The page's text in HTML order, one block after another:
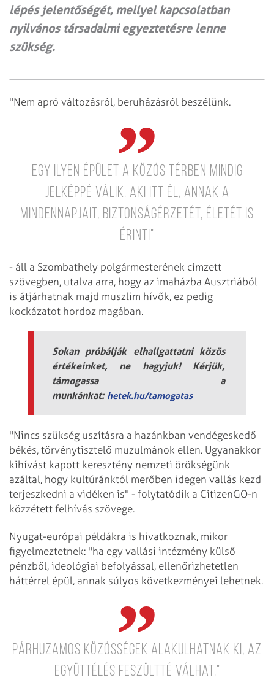
lépés jelentőségét, mellyel kapcsolatban
nyilvános társadalmi egyeztetésre lenne
szükség.
"Nem apró változásról, beruházásról beszélünk.
Egy ilyen épület a közös térben mindig
jelképpé válik. Aki itt él, annak a
mindennapjait, biztonságérzetét, életét is
érinti"
- áll a Szombathely polgármesterének címzett
szövegben, utalva arra, hogy az imaházba Ausztriából
is átjárhatnak majd muszlim hívők, ez pedig
kockázatot hordoz magában.
Sokan próbálják elhallgattatni közös
értékeinket, ne hagyjuk! Kérjük,
támogassa a
munkánkat: hetek.hu/tamogatas
"Nincs szükség uszításra a hazánkban vendégeskedő
békés, törvénytisztelő muzulmánok ellen. Ugyanakkor
kihívást kapott keresztény nemzeti örökségünk
azáltal, hogy kultúránktól merőben idegen vallás kezd
terjeszkedni a vidéken is" - folytatódik a CitizenGO-n
közzétett felhívás szövege.
Nyugat-európai példákra is hivatkoznak, mikor
figyelmeztetnek: "ha egy vallási intézmény külső
pénzből, ideológiai befolyással, ellenőrizhetetlen
háttérrel épül, annak súlyos következményei lehetnek.
Párhuzamos közösségek alakulhatnak ki, az
együttélés feszültté válhat."